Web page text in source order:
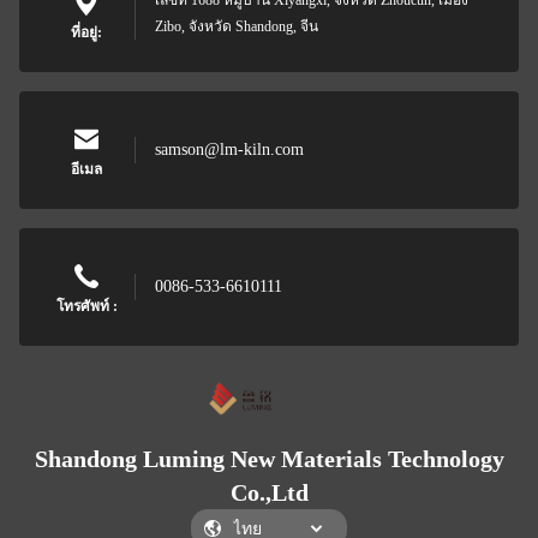
ที่อยู่:
Zibo, จังหวัด Shandong, จีน
อีเมล
samson@lm-kiln.com
โทรศัพท์ :
0086-533-6610111
Shandong Luming New Materials Technology
Co.,Ltd